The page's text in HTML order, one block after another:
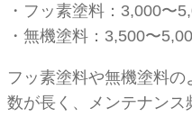
・フッ素塗料：3,000〜
・無機塗料：3,500〜
フッ素塗料や無機塗料
数が長く、メンテナン